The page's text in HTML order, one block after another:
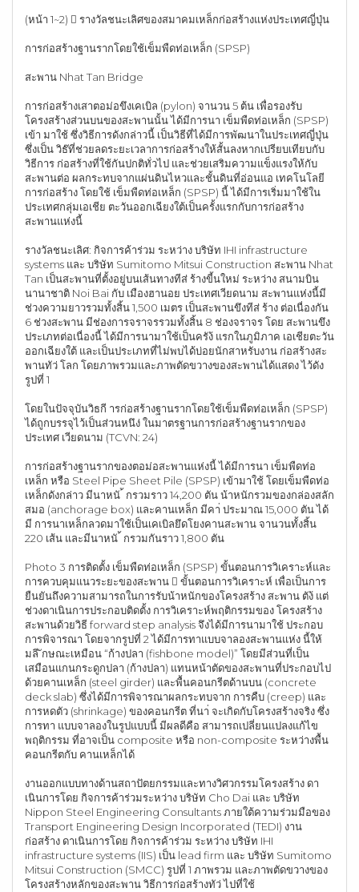
(หน้า 1~2)  รางวัลชนะเลิศของสมาคมเหล็กก่อสร้างแห่งประเทศญี่ปุ่น
การก่อสร้างฐานรากโดยใช้เข็มพืดท่อเหล็ก (SPSP)
สะพาน Nhat Tan Bridge
การก่อสร้างเสาตอม่อขึงเคเบิล (pylon) จานวน 5 ต้น เพื่อรองรับ
โครงสร้างส่วนบนของสะพานนั้น ได้มีการนา เข็มพืดท่อเหล็ก (SPSP)
เข้า มาใช้ ซึ่งวิธีการดังกล่าวนี้ เป็นวิธีที่ได้มีการพัฒนาในประเทศญี่ปุ่น
ซึ่งเป็น วิธ๊ที่ช่วยลดระยะเวลาการก่อสร้างให้สั้นลงหากเปรียบเทียบกับ
วิธีการ ก่อสร้างที่ใช้กันปกติทั่วไป และช่วยเสริมความแข็งแรงให้กับ
สะพานต่อ ผลกระทบจากแผ่นดินไหวและชั้นดินที่อ่อนแอ เทคโนโลยี
การก่อสร้าง โดยใช้ เข็มพืดท่อเหล็ก (SPSP) นี้ ได้มีการเริ่มมาใช้ใน
ประเทศกลุ่มเอเชีย ตะวันออกเฉียงใต้เป็นครั้งแรกกับการก่อสร้าง
สะพานแห่งนี้
รางวัลชนะเลิศ: กิจการค้าร่วม ระหว่าง บริษัท IHI infrastructure
systems และ บริษัท Sumitomo Mitsui Construction สะพาน Nhat
Tan เป็นสะพานที่ตั้งอยู่บนเส้นทางทีส่ ร้างขี้นใหม่ ระหว่าง สนามบิน
นานาชาติ Noi Bai กับ เมืองฮานอย ประเทศเวียดนาม สะพานแห่งนี้มี
ช่วงความยาวรวมทั้งสิ้น 1,500 เมตร เป็นสะพานขึงทีส่ ร้าง ต่อเนื่องกัน
6 ช่วงสะพาน มีช่องการจราจรรวมทั้งสิ้น 8 ช่องจราจร โดย สะพานขึง
ประเภทต่อเนื่องนี้ ได้มีการนามาใช้เป็นครัง้ แรกในภูมิภาค เอเชียตะวัน
ออกเฉียงใต้ และเป็นประเภทที่ไม่พบได้บ่อยนักสาหรับงาน ก่อสร้างสะ
พานทัว่ โลก โดยภาพรวมและภาพตัดขวางของสะพานได้แสดง ไว้ดัง
รูปที่ 1
โดยในปัจจุบันวิธกี ารก่อสร้างฐานรากโดยใช้เข็มพืดท่อเหล็ก (SPSP)
ได้ถูกบรรจุไว้เป็นส่วนหนึง่ ในมาตรฐานการก่อสร้างฐานรากของ
ประเทศ เวียดนาม (TCVN: 24)
การก่อสร้างฐานรากของตอม่อสะพานแห่งนี้ ได้มีการนา เข็มพืดท่อ
เหล็ก หรือ Steel Pipe Sheet Pile (SPSP) เข้ามาใช้ โดยเข็มพืดท่อ
เหล็กดังกล่าว มีนาหนั ้ กรวมราว 14,200 ตัน น้าหนักรวมของกล่องสลัก
สมอ (anchorage box) และคานเหล็ก มีคา่ ประมาณ 15,000 ตัน ได้
มี การนาเหล็กลวดมาใช้เป็นเคเบิลยึดโยงคานสะพาน จานวนทั้งสิ้น
220 เส้น และมีนาหนั ้ กรวมกันราว 1,800 ตัน
Photo 3 การติดตั้ง เข็มพืดท่อเหล็ก (SPSP) ขั้นตอนการวิเคราะห์และ
การควบคุมแนวระยะของสะพาน  ขั้นตอนการวิเคราะห์ เพื่อเป็นการ
ยืนยันถึงความสามารถในการรับน้าหนักของโครงสร้าง สะพาน ตัง้ แต่
ช่วงดาเนินการประกอบติดตั้ง การวิเคราะห์พฤติกรรมของ โครงสร้าง
สะพานด้วยวิธี forward step analysis จึงได้มีการนามาใช้ ประกอบ
การพิจารณา โดยจากรูปที่ 2 ได้มีการทาแบบจาลองสะพานแห่ง นี้ให้
มลี ักษณะเหมือน “ก้างปลา (fishbone model)” โดยมีส่วนที่เป็น
เสมือนแกนกระดูกปลา (ก้างปลา) แทนหน้าตัดของสะพานที่ประกอบไป
ด้วยคานเหล็ก (steel girder) และพื้นคอนกรีตด้านบน (concrete
deck slab) ซึ่งได้มีการพิจารณาผลกระทบจาก การคืบ (creep) และ
การหดตัว (shrinkage) ของคอนกรีต ที่นา่ จะเกิดกับโครงสร้างจริง ซึ่ง
การทา แบบจาลองในรูปแบบนี้ มีผลดีคือ สามารถเปลี่ยนแปลงแก้ไข
พฤติกรรม ที่อาจเป็น composite หรือ non-composite ระหว่างพื้น
คอนกรีตกับ คานเหล็กได้
งานออกแบบทางด้านสถาปัตยกรรมและทางวิศวกรรมโครงสร้าง ดา
เนินการโดย กิจการค้าร่วมระหว่าง บริษัท Cho Dai และ บริษัท
Nippon Steel Engineering Consultants ภายใต้ความร่วมมือของ
Transport Engineering Design Incorporated (TEDI) งาน
ก่อสร้าง ดาเนินการโดย กิจการค้าร่วม ระหว่าง บริษัท IHI
infrastructure systems (IIS) เป็น lead firm และ บริษัท Sumitomo
Mitsui Construction (SMCC) รูปที่ 1 ภาพรวม และภาพตัดขวางของ
โครงสร้างหลักของสะพาน วิธีการก่อสร้างทัว่ ไปที่ใช้